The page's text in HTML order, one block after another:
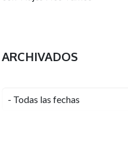
ARCHIVADOS